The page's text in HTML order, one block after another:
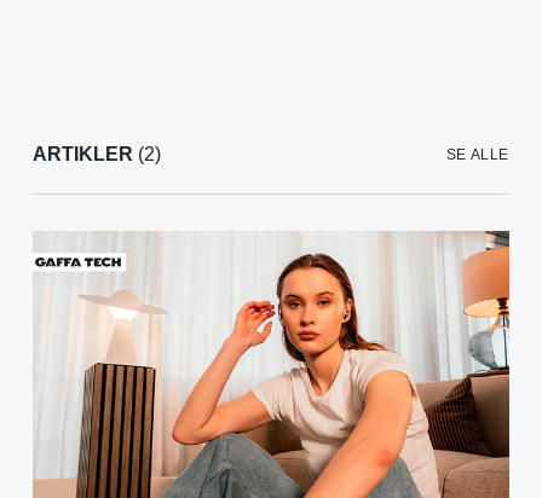
ARTIKLER (2) SE ALLE